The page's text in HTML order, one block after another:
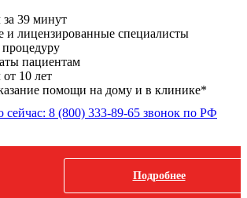
за 39 минут
лицензированные специалисты
пациентам
10 лет
помощи на дому и в клинике*
сейчас: 8 (800) 333-89-65 звонок по РФ
Подробнее